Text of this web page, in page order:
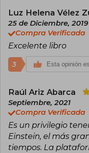
Luz Helena Vélez
25 de Diciembre, 2019
Compra Verificada
Excelente libro
3 Esta opinión
Raúl Ariz Abarca
Septiembre, 2021
Compra Verificada
Es un privilegio
Einstein, el más
tiempos. La